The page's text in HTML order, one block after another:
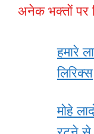
अनेक भक्तों पर
हमारे
लिरिक्स
मोहे